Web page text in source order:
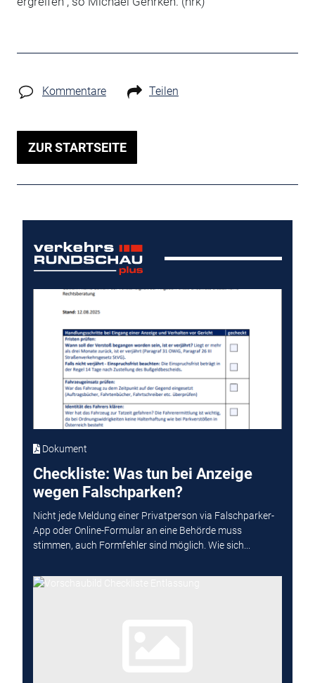
Kommentare Teilen
ZUR STARTSEITE
Dokument
Checkliste: Was tun bei Anzeige
wegen Falschparken?
Nicht jede Meldung einer Privatperson via Falschparker-
App oder Online-Formular an eine Behörde muss
stimmen, auch Formfehler sind möglich. Wie sich...